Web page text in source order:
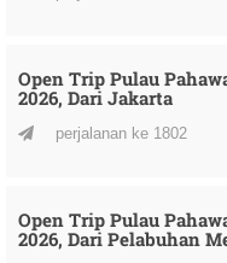
Open Trip Pulau
2026, Dari Jakarta
perjalanan ke 1802
Open Trip Pulau
2026, Dari Pelabuhan